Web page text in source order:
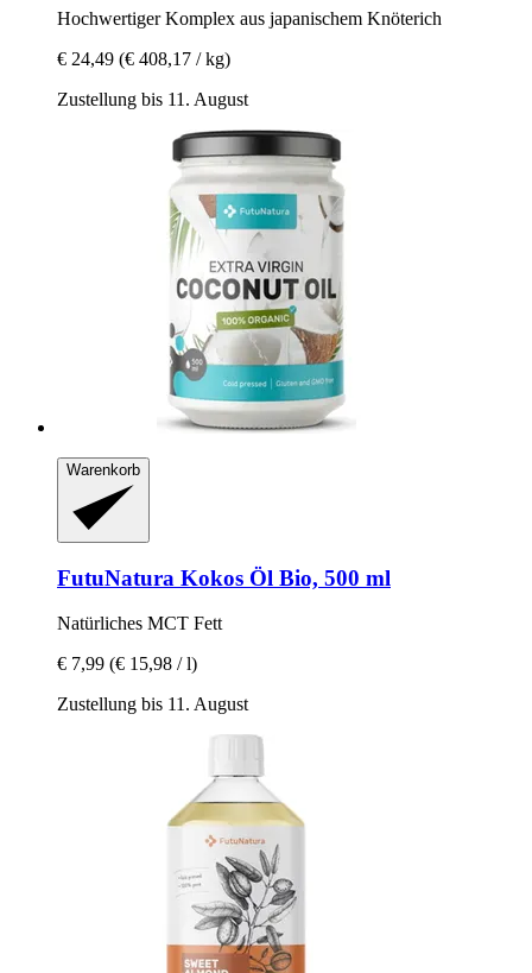
Hochwertiger Komplex aus japanischem Knöterich
€ 24,49 (€ 408,17 / kg)
Zustellung bis 11. August
Warenkorb
FutuNatura Kokos Öl Bio, 500 ml
Natürliches MCT Fett
€ 7,99 (€ 15,98 / l)
Zustellung bis 11. August